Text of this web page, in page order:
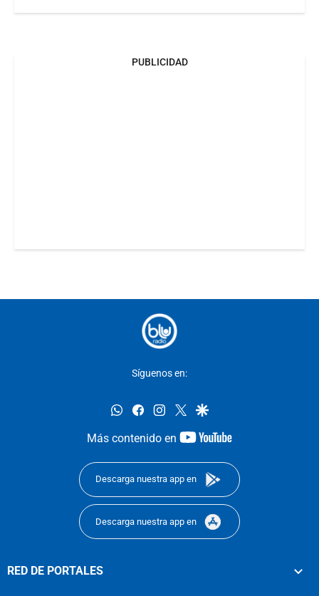
PUBLICIDAD
Síguenos en:
whatsappfacebookinstagram
twittergoogle
Más contenido en
youtube-
Descarga nuestra app en
Descarga nuestra app en
RED DE PORTALES